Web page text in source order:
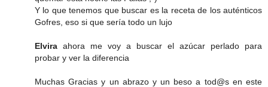
Y lo que tenemos que buscar es la receta de los auténticos
Gofres, eso si que sería todo un lujo
Elvira ahora me voy a buscar el azúcar perlado para
probar y ver la diferencia
Muchas Gracias y un abrazo y un beso a tod@s en este